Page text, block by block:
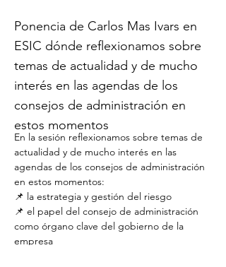
Ponencia de Carlos Mas Ivars en
ESIC dónde reflexionamos sobre
temas de actualidad y de mucho
interés en las agendas de los
consejos de administración en
estos momentos
En la sesión reflexionamos sobre temas de
actualidad y de mucho interés en las
agendas de los consejos de administración
en estos momentos:
📌 la estrategia y gestión del riesgo
📌 el papel del consejo de administración
como órgano clave del gobierno de la
empresa